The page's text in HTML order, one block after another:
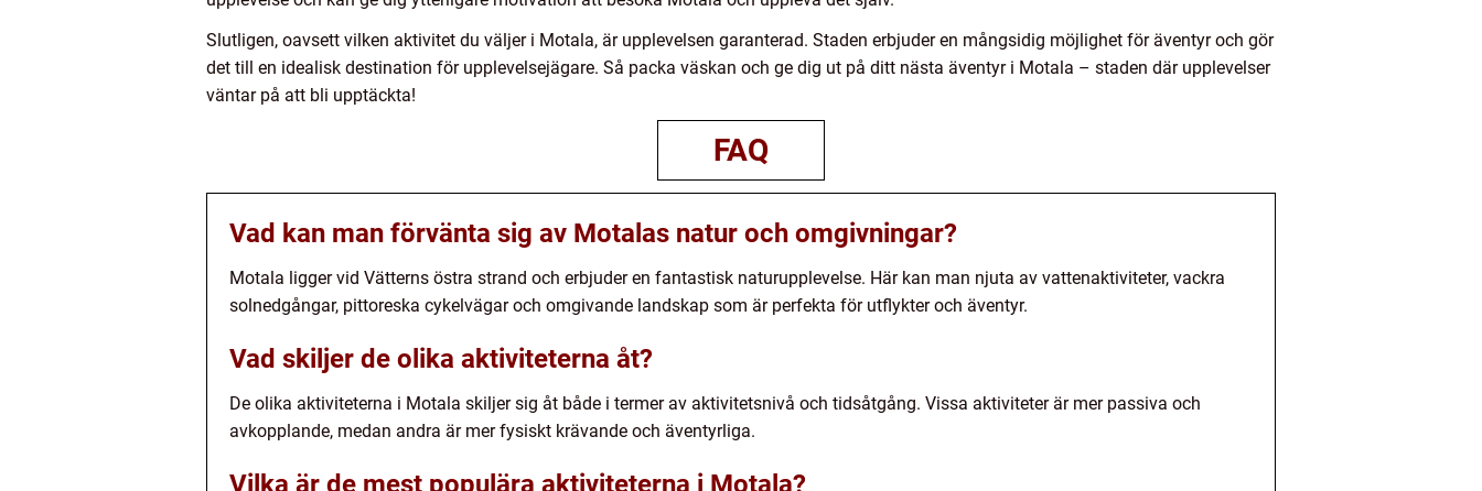
Slutligen, oavsett vilken aktivitet du väljer i Motala, är upplevelsen garanterad. Staden erbjuder en mångsidig möjlighet för äventyr och gör
det till en idealisk destination för upplevelsejägare. Så packa väskan och ge dig ut på ditt nästa äventyr i Motala – staden där upplevelser
väntar på att bli upptäckta!
FAQ
Vad kan man förvänta sig av Motalas natur och omgivningar?
Motala ligger vid Vätterns östra strand och erbjuder en fantastisk naturupplevelse. Här kan man njuta av vattenaktiviteter, vackra
solnedgångar, pittoreska cykelvägar och omgivande landskap som är perfekta för utflykter och äventyr.
Vad skiljer de olika aktiviteterna åt?
De olika aktiviteterna i Motala skiljer sig åt både i termer av aktivitetsnivå och tidsåtgång. Vissa aktiviteter är mer passiva och
avkopplande, medan andra är mer fysiskt krävande och äventyrliga.
Vilka är de mest populära aktiviteterna i Motala?